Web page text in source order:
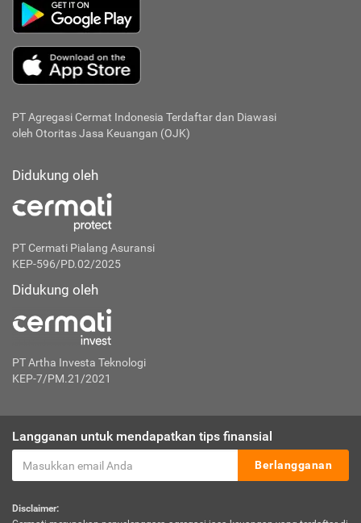
PT Agregasi Cermat Indonesia Terdaftar dan Diawasi
oleh Otoritas Jasa Keuangan (OJK)
Didukung oleh
PT Cermati Pialang Asuransi
KEP-596/PD.02/2025
Didukung oleh
PT Artha Investa Teknologi
KEP-7/PM.21/2021
Langganan untuk mendapatkan tips finansial
Berlangganan
Disclaimer: